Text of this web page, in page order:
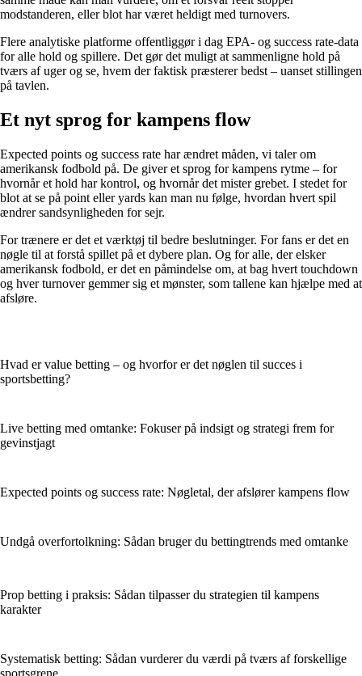
modstanderen, eller blot har været heldigt med turnovers.
Flere analytiske platforme offentliggør i dag EPA- og success rate-data
for alle hold og spillere. Det gør det muligt at sammenligne hold på
tværs af uger og se, hvem der faktisk præsterer bedst – uanset stillingen
på tavlen.
Et nyt sprog for kampens flow
Expected points og success rate har ændret måden, vi taler om
amerikansk fodbold på. De giver et sprog for kampens rytme – for
hvornår et hold har kontrol, og hvornår det mister grebet. I stedet for
blot at se på point eller yards kan man nu følge, hvordan hvert spil
ændrer sandsynligheden for sejr.
For trænere er det et værktøj til bedre beslutninger. For fans er det en
nøgle til at forstå spillet på et dybere plan. Og for alle, der elsker
amerikansk fodbold, er det en påmindelse om, at bag hvert touchdown
og hver turnover gemmer sig et mønster, som tallene kan hjælpe med at
afsløre.
Hvad er value betting – og hvorfor er det nøglen til succes i
sportsbetting?
Live betting med omtanke: Fokuser på indsigt og strategi frem for
gevinstjagt
Expected points og success rate: Nøgletal, der afslører kampens flow
Undgå overfortolkning: Sådan bruger du bettingtrends med omtanke
Prop betting i praksis: Sådan tilpasser du strategien til kampens
karakter
Systematisk betting: Sådan vurderer du værdi på tværs af forskellige
sportsgrene